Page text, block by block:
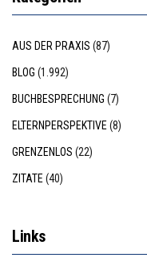
AUS DER PRAXIS (87)
BLOG (1.992)
BUCHBESPRECHUNG (7)
ELTERNPERSPEKTIVE(8)
GRENZENLOS (22)
ZITATE(40)
Links